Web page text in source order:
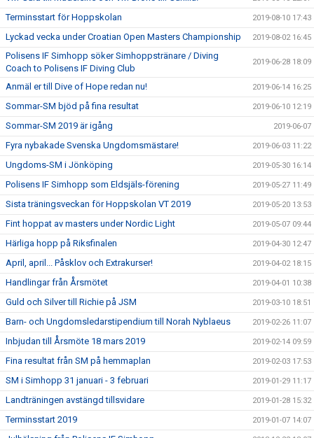
Terminsstart för Hoppskolan 2019-08-10 17:43
Lyckad vecka under Croatian Open Masters Championship 2019-08-02 16:45
Polisens IF Simhopp söker Simhoppstränare / Diving
Coach to Polisens IF Diving Club
2019-06-28 18:09
Anmäl er till Dive of Hope redan nu! 2019-06-14 16:25
Sommar-SM bjöd på fina resultat 2019-06-10 12:19
Sommar-SM 2019 är igång 2019-06-07
Fyra nybakade Svenska Ungdomsmästare! 2019-06-03 11:22
Ungdoms-SM i Jönköping 2019-05-30 16:14
Polisens IF Simhopp som Eldsjäls-förening 2019-05-27 11:49
Sista träningsveckan för Hoppskolan VT 2019 2019-05-20 13:53
Fint hoppat av masters under Nordic Light 2019-05-07 09:44
Härliga hopp på Riksfinalen 2019-04-30 12:47
April, april... Påsklov och Extrakurser! 2019-04-02 18:15
Handlingar från Årsmötet 2019-04-01 10:38
Guld och Silver till Richie på JSM 2019-03-10 18:51
Barn- och Ungdomsledarstipendium till Norah Nyblaeus 2019-02-26 11:07
Inbjudan till Årsmöte 18 mars 2019 2019-02-14 09:59
Fina resultat från SM på hemmaplan 2019-02-03 17:53
SM i Simhopp 31 januari - 3 februari 2019-01-29 11:17
Landträningen avstängd tillsvidare 2019-01-28 15:32
Terminsstart 2019 2019-01-07 14:07